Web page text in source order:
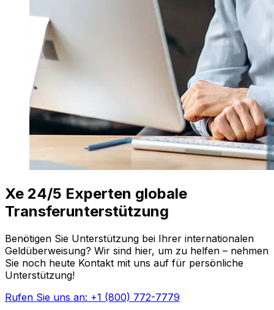
Xe 24/5 Experten globale
Transferunterstützung
Benötigen Sie Unterstützung bei Ihrer internationalen
Geldüberweisung? Wir sind hier, um zu helfen – nehmen
Sie noch heute Kontakt mit uns auf für persönliche
Unterstützung!
Rufen Sie uns an: +1 (800) 772-7779